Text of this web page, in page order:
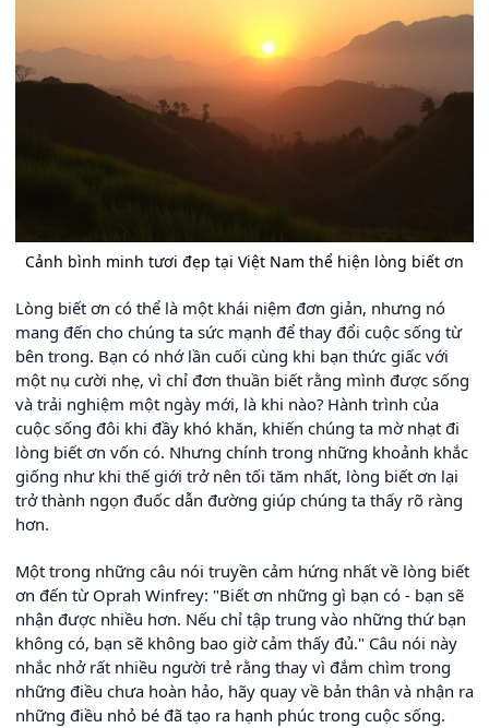
Cảnh bình minh tươi đẹp tại Việt Nam thể hiện lòng biết ơn
Lòng biết ơn có thể là một khái niệm đơn giản, nhưng nó
mang đến cho chúng ta sức mạnh để thay đổi cuộc sống từ
bên trong. Bạn có nhớ lần cuối cùng khi bạn thức giấc với
một nụ cười nhẹ, vì chỉ đơn thuần biết rằng mình được sống
và trải nghiệm một ngày mới, là khi nào? Hành trình của
cuộc sống đôi khi đầy khó khăn, khiến chúng ta mờ nhạt đi
lòng biết ơn vốn có. Nhưng chính trong những khoảnh khắc
giống như khi thế giới trở nên tối tăm nhất, lòng biết ơn lại
trở thành ngọn đuốc dẫn đường giúp chúng ta thấy rõ ràng
hơn.
Một trong những câu nói truyền cảm hứng nhất về lòng biết
ơn đến từ Oprah Winfrey: "Biết ơn những gì bạn có - bạn sẽ
nhận được nhiều hơn. Nếu chỉ tập trung vào những thứ bạn
không có, bạn sẽ không bao giờ cảm thấy đủ." Câu nói này
nhắc nhở rất nhiều người trẻ rằng thay vì đắm chìm trong
những điều chưa hoàn hảo, hãy quay về bản thân và nhận ra
những điều nhỏ bé đã tạo ra hạnh phúc trong cuộc sống.